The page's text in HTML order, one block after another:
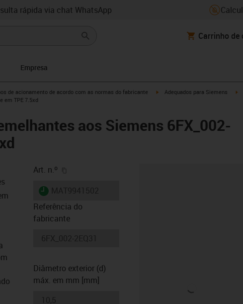
rápida via chat WhatsApp
Carrinho de
Empresa
arrow-right
de acionamento de acordo com as normas do fabricante igus-icon-arrow-right
Adequados para Siemens
em TPE 7.5xd
aos Siemens 6FX_002-
Art. n.º
igus-icon-lieferzeit
Referência do
fabricante
Diâmetro exterior (d)
máx. em mm [mm]